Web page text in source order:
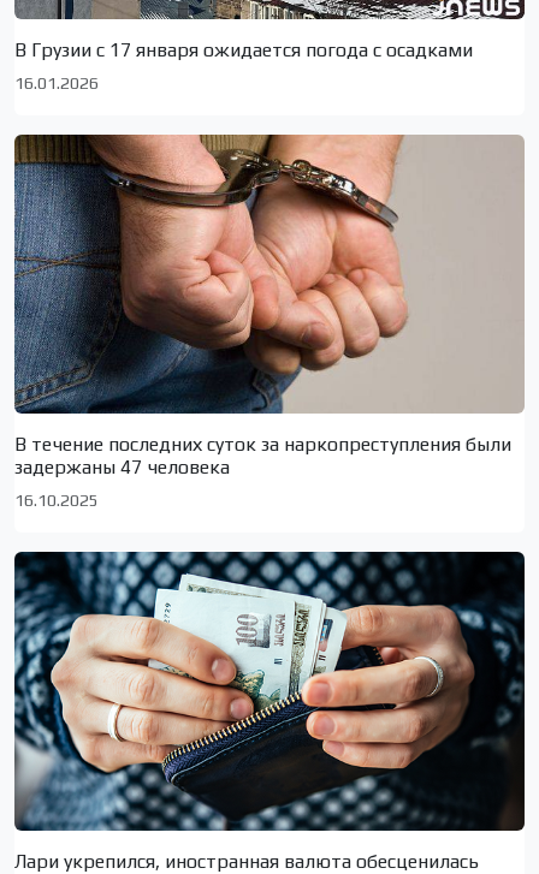
В Грузии с 17 января ожидается погода с осадками
16.01.2026
В течение последних суток за наркопреступления были
задержаны 47 человека
16.10.2025
Лари укрепился, иностранная валюта обесценилась